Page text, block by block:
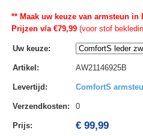
** Maak uw keuze van armsteun in
Prijzen v/a €79,99(voor stof
Uw keuze:
Artikel : AW21146925B
Levertijd : ComfortS
Verzendkosten: 0
Prijs: € 99,99